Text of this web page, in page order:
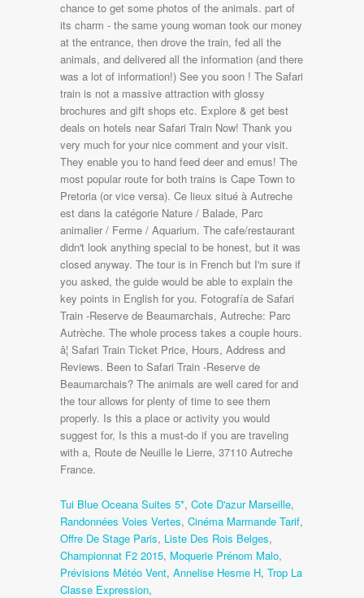
Tui Blue Oceana Suites 5*, Cote D'azur Marseille,
Randonnées Voies Vertes, Cinéma Marmande Tarif,
Offre De Stage Paris, Liste Des Rois Belges,
Championnat F2 2015, Moquerie Prénom Malo,
Prévisions Météo Vent, Annelise Hesme H, Trop La
Classe Expression,